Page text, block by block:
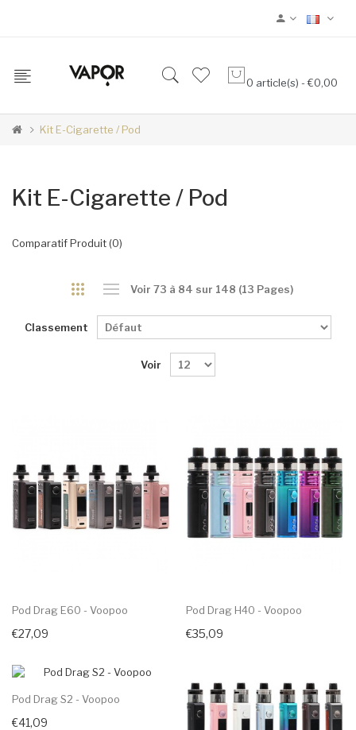
0 article(s) - €0,00
Kit E-Cigarette / Pod
Kit E-Cigarette / Pod
Comparatif Produit (0)
Voir 73 à 84 sur 148 (13 Pages)
Classement
Voir
Pod Drag E60 - Voopoo
€27,09
Pod Drag H40 - Voopoo
€35,09
Pod Drag S2 - Voopoo
€41,09